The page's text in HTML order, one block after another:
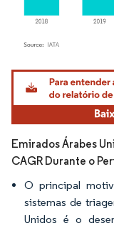
Imagem © Mordor
Emirados Árabes
CAGR Durante o
O principal
sistemas de
Unidos é o